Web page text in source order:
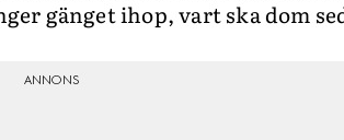
gänget ihop, vart ska dom